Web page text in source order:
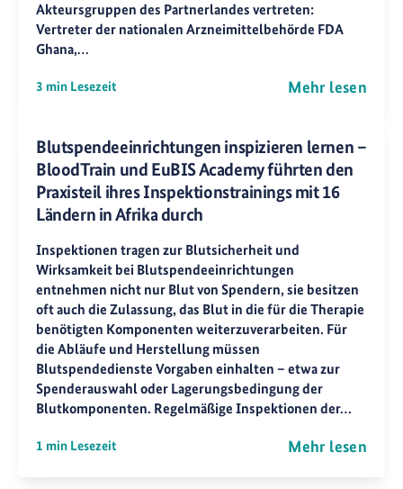
Akteursgruppen des Partnerlandes vertreten:
Vertreter der nationalen Arzneimittelbehörde FDA
Ghana,…
3 min Lesezeit Mehr lesen
Blutspendeeinrichtungen inspizieren lernen –
BloodTrain und EuBIS Academy führten den
Praxisteil ihres Inspektionstrainings mit 16
Ländern in Afrika durch
Inspektionen tragen zur Blutsicherheit und
Wirksamkeit bei Blutspendeeinrichtungen
entnehmen nicht nur Blut von Spendern, sie besitzen
oft auch die Zulassung, das Blut in die für die Therapie
benötigten Komponenten weiterzuverarbeiten. Für
die Abläufe und Herstellung müssen
Blutspendedienste Vorgaben einhalten – etwa zur
Spenderauswahl oder Lagerungsbedingung der
Blutkomponenten. Regelmäßige Inspektionen der…
1 min Lesezeit Mehr lesen